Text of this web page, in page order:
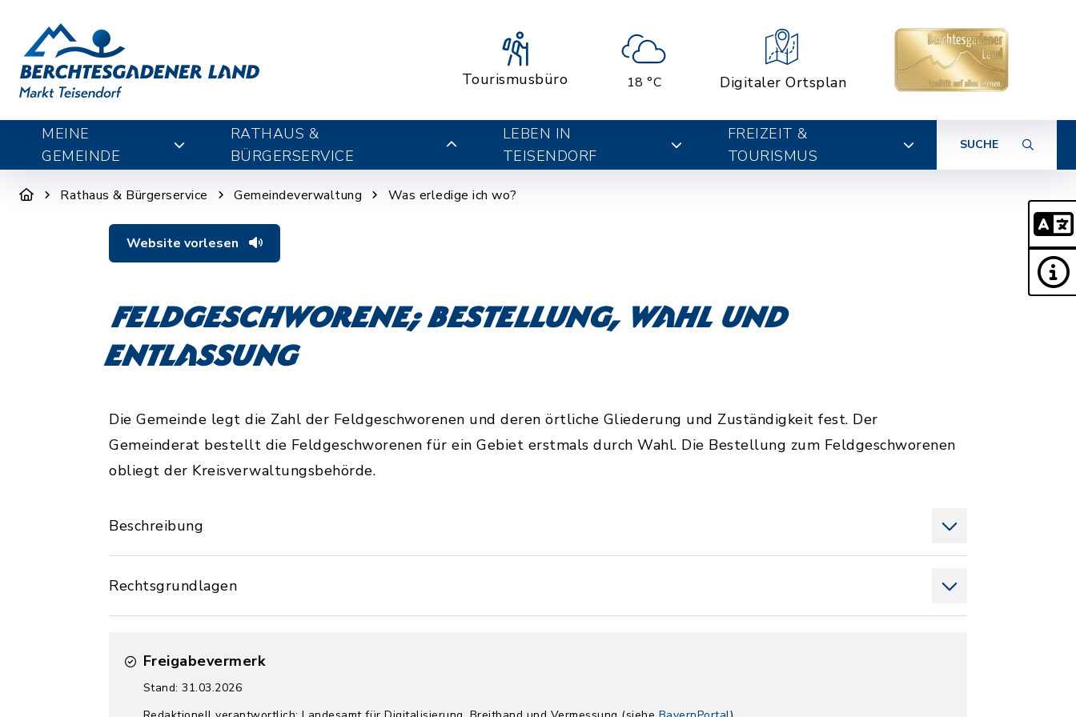
Tourismusbüro 18 °C Digitaler Ortsplan
MEINE
GEMEINDE
RATHAUS &
BÜRGERSERVICE
LEBEN IN
TEISENDORF
FREIZEIT &
TOURISMUS
SUCHE
Rathaus & Bürgerservice Gemeindeverwaltung Was erledige ich wo?
Website vorlesen
Feldgeschworene; Bestellung, Wahl und
Entlassung
Die Gemeinde legt die Zahl der Feldgeschworenen und deren örtliche Gliederung und Zuständigkeit fest. Der
Gemeinderat bestellt die Feldgeschworenen für ein Gebiet erstmals durch Wahl. Die Bestellung zum Feldgeschworenen
obliegt der Kreisverwaltungsbehörde.
Beschreibung
Rechtsgrundlagen
Freigabevermerk
Stand: 31.03.2026